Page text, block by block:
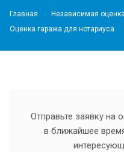
Главная Независимая оценка
Оценка гаража для нотариуса
Отправьте заявку на
в ближайшее